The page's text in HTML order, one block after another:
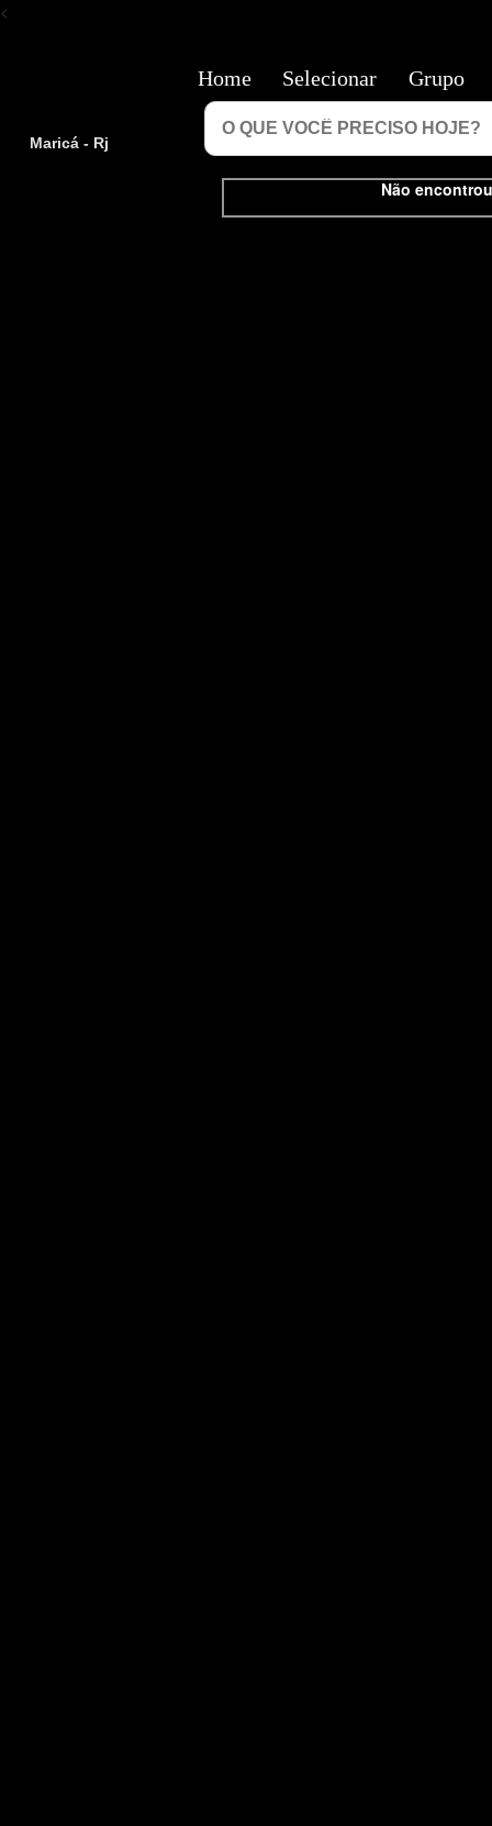
<
Maricá - Rj
Não
Home Selecionar Grupo